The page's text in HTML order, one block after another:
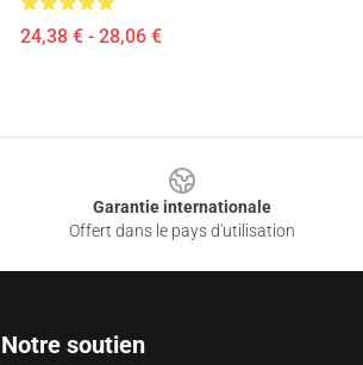
24,38 € - 28,06 €
Garantie internationale
Offert dans le pays d'utilisation
Notre soutien